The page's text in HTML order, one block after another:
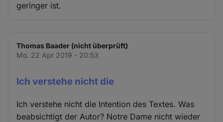
geringer ist.
Thomas Baader (nicht überprüft)
Mo. 22 Apr 2019 - 20:53
Ich verstehe nicht die
Ich verstehe nicht die Intention des Textes. Was
beabsichtigt der Autor? Notre Dame nicht wieder